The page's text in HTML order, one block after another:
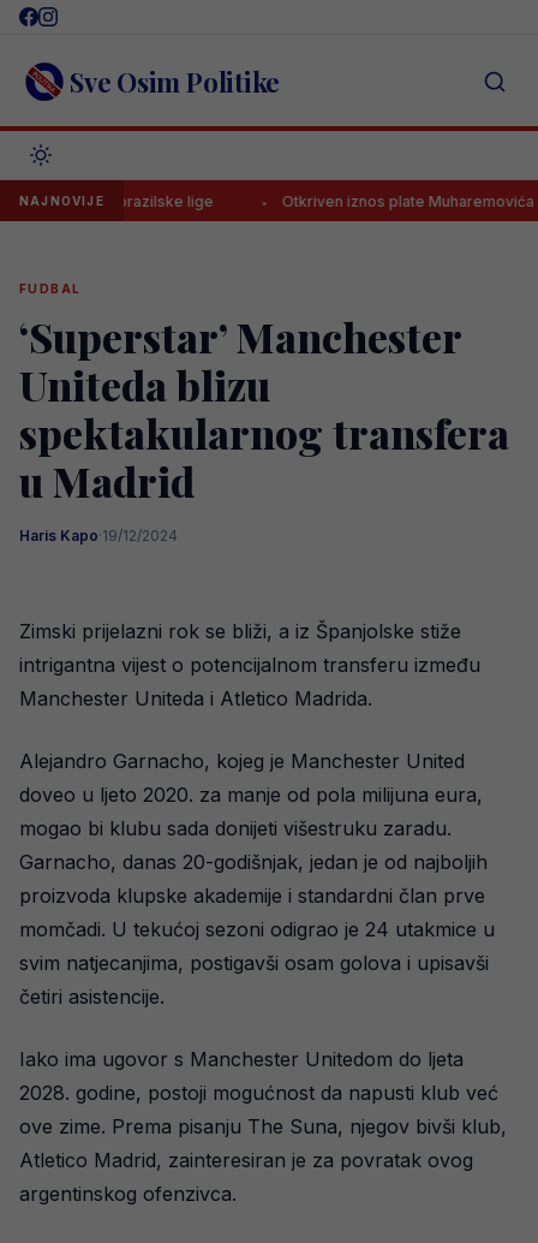
Skip
content Sve Osim Politike
NAJNOVIJE
brazilske lige Otkriven iznos plate Muharemovića u Leedsu,
FUDBAL
‘Superstar’ Manchester
Uniteda blizu
spektakularnog transfera
u Madrid
Haris Kapo·19/12/2024
Zimski prijelazni rok se bliži, a iz Španjolske stiže
intrigantna vijest o potencijalnom transferu između
Manchester Uniteda i Atletico Madrida.
Alejandro Garnacho, kojeg je Manchester United
doveo u ljeto 2020. za manje od pola milijuna eura,
mogao bi klubu sada donijeti višestruku zaradu.
Garnacho, danas 20-godišnjak, jedan je od najboljih
proizvoda klupske akademije i standardni član prve
momčadi. U tekućoj sezoni odigrao je 24 utakmice u
svim natjecanjima, postigavši osam golova i upisavši
četiri asistencije.
Iako ima ugovor s Manchester Unitedom do ljeta
2028. godine, postoji mogućnost da napusti klub već
ove zime. Prema pisanju The Suna, njegov bivši klub,
Atletico Madrid, zainteresiran je za povratak ovog
argentinskog ofenzivca.